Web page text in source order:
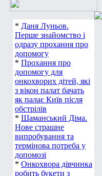
* Даня Луньов.
Перше знайомство і
одразу прохання про
допомогу
* Прохання про
допомогу для
онкохворих дітей, які
з вікон палат бачать
як палає Київ після
обстрілів
* Шаманський Діма.
Нове страшне
випробування та
термінова потреба у
допомозі
* Онкохвора дівчинка
робить букети з